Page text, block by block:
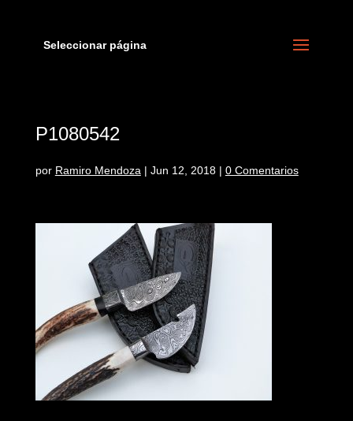
Seleccionar página
P1080542
por Ramiro Mendoza | Jun 12, 2018| 0 Comentarios